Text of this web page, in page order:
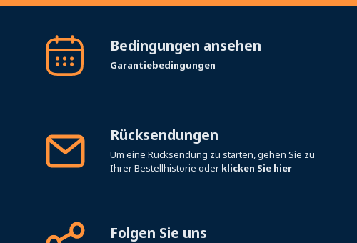
Bedingungen ansehen
Garantiebedingungen
Rücksendungen
Um eine Rücksendung zu starten, gehen Sie zu
Ihrer Bestellhistorie oder klicken Sie hier
Folgen Sie uns